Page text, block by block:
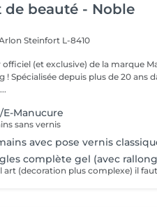
de beauté - Noble
Steinfort L-8410
(et exclusive) de la marque
prothésie
Manucure
sans vernis
avec pose vernis
complète gel (avec